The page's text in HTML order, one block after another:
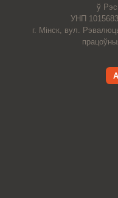
ў
УНП
г. Мінск, вул.